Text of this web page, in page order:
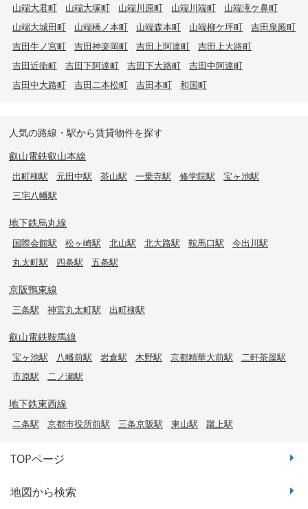
山端大君町
山端大塚町 山端川原町 山端川端町
山端滝ケ鼻町
山端大城田町
山端橋ノ本町 山端森本町 山端柳ケ坪町
吉田泉殿町
吉田牛ノ宮町
吉田神楽岡町 吉田上阿達町
吉田上大路町
吉田近衛町
吉田下阿達町 吉田下大路町
吉田中阿達町
吉田中大路町
吉田二本松町 吉田本町 和国町
人気の路線・駅から賃貸物件を探す
叡山電鉄叡山本線
出町柳駅 元田中駅 茶山駅 一乗寺駅 修学院駅
宝ヶ池駅
三宅八幡駅
地下鉄烏丸線
国際会館駅 松ヶ崎駅 北山駅 北大路駅 鞍馬口駅
今出川駅
丸太町駅
四条駅 五条駅
京阪鴨東線
三条駅 神宮丸太町駅 出町柳駅
叡山電鉄鞍馬線
宝ヶ池駅 八幡前駅 岩倉駅 木野駅 京都精華大前駅
二軒茶屋駅
市原駅
二ノ瀬駅
地下鉄東西線
二条駅 京都市役所前駅 三条京阪駅 東山駅 蹴上駅
TOPページ
地図から検索